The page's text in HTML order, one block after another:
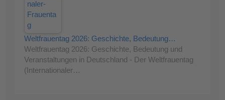
Weltfrauentag 2026: Geschichte, Bedeutung…
Weltfrauentag 2026: Geschichte, Bedeutung und
Veranstaltungen in Deutschland - Der Weltfrauentag
(Internationaler…